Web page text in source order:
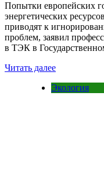
Попытки европейских
энергетических
приводят к
проблем, заявил
в ТЭК в
Читать далее
Экология